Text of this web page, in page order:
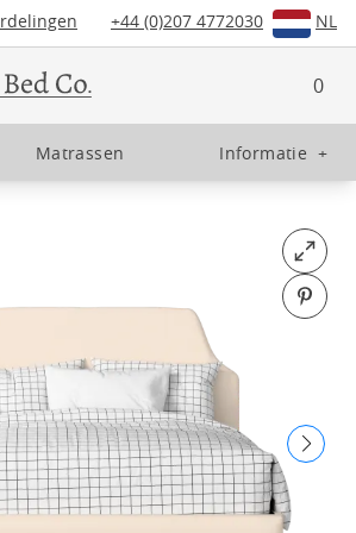
+44 (0)207 4772030 NL
0
Matrassen Informatie +
Open
Pin